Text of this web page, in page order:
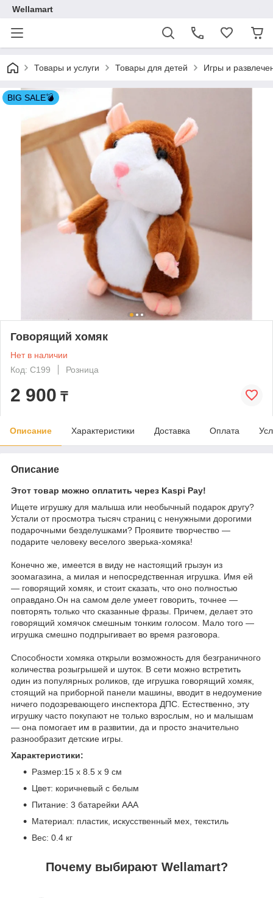
Wellamart
Товары и услуги Товары для детей Игры и
BIG SALE💣
Говорящий хомяк
Нет в наличии
Код: C199
Розница
2 900 ₸
Описание Характеристики Доставка Оплата
Описание
Этот товар можно оплатить через Kaspi Pay!
Ищете игрушку для малыша или необычный подарок другу?
Устали от просмотра тысяч страниц с ненужными дорогими
подарочными безделушками? Проявите творчество —
подарите человеку веселого зверька-хомяка!
Конечно же, имеется в виду не настоящий грызун из
зоомагазина, а милая и непосредственная игрушка. Имя ей
— говорящий хомяк, и стоит сказать, что оно полностью
оправдано.Он на самом деле умеет говорить, точнее —
повторять только что сказанные фразы. Причем, делает это
говорящий хомячок смешным тонким голосом. Мало того —
игрушка смешно подпрыгивает во время разговора.
Способности хомяка открыли возможность для безграничного
количества розыгрышей и шуток. В сети можно встретить
один из популярных роликов, где игрушка говорящий хомяк,
стоящий на приборной панели машины, вводит в недоумение
ничего подозревающего инспектора ДПС. Естественно, эту
игрушку часто покупают не только взрослым, но и малышам
— она помогает им в развитии, да и просто значительно
разнообразит детские игры.
Характеристики:
Размер:15 x 8.5 х 9 см
Цвет: коричневый с белым
Питание: 3 батарейки AAA
Материал: пластик, искусственный мех, текстиль
Вес: 0.4 кг
Почему выбирают Wellamart?